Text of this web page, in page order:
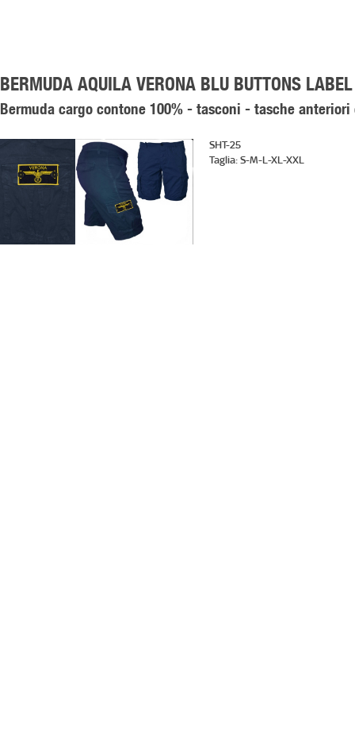
BERMUDA AQUILA VERONA BLU BUTTONS LABEL
Bermuda cargo contone 100% - tasconi - tasche
SHT-25
Taglia:S-M-L-XL-XXL